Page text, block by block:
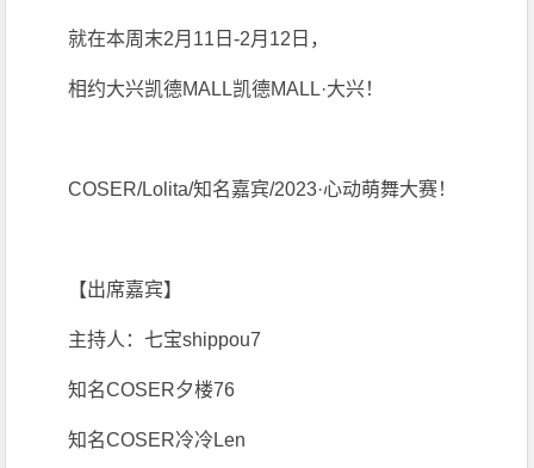
就在本周末2月11日-2月12日，
相约大兴凯德MALL凯德MALL·大兴！
COSER/Lolita/知名嘉宾/2023·心动萌舞大赛！
【出席嘉宾】
主持人：七宝shippou7
知名COSER夕楼76
知名COSER冷冷Len